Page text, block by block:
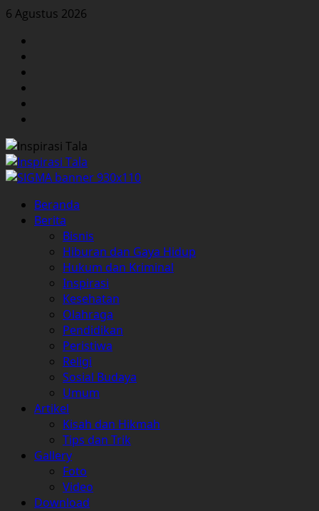
Skip
content
6 Agustus 2026
Primary
Menu
Beranda
Berita
Bisnis
Hiburan dan Gaya Hidup
Hukum dan Kriminal
Inspirasi
Kesehatan
Olahraga
Pendidikan
Peristiwa
Religi
Sosial Budaya
Umum
Artikel
Kisah dan Hikmah
Tips dan Trik
Gallery
Foto
Video
Download